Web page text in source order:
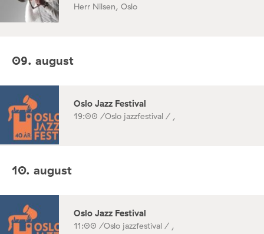
Herr Nilsen, Oslo
09. august
Oslo Jazz Festival
19:00 /Oslo jazzfestival / ,
10. august
Oslo Jazz Festival
11:00 /Oslo jazzfestival / ,